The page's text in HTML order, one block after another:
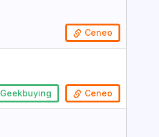
Ceneo
Geekbuying Ceneo